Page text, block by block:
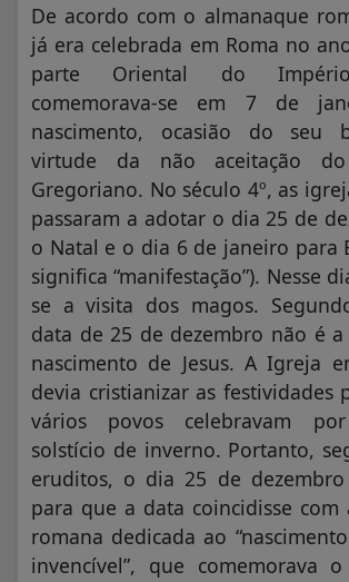
De acordo com o almanaque
já era celebrada em Roma no
parte Oriental do
comemorava-se em 7 de
nascimento, ocasião do seu
virtude da não aceitação do
Gregoriano. No século 4º, as
passaram a adotar o dia 25 de
o Natal e o dia 6 de janeiro para
significa “manifestação”). Nesse
se a visita dos magos.
data de 25 de dezembro não é
nascimento de Jesus. A Igreja
devia cristianizar as festividades
vários povos celebravam
solstício de inverno. Portanto,
eruditos, o dia 25 de
para que a data coincidisse com
romana dedicada ao
invencível”, que comemorava